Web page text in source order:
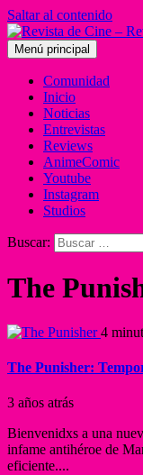
Saltar al contenido
Menú principal
Comunidad
Inicio
Noticias
Entrevistas
Reviews
AnimeComic
Youtube
Instagram
Studios
Buscar:
The
4
The Punisher:
3 años atrás
Bienvenidxs a una
infame antihéroe de
eficiente....